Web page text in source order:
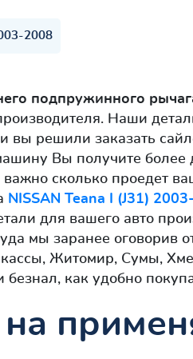
2008
подпружинного
Наши
вы решили заказать
Вы получите
сколько проедет
NISSAN Teana I (J31)
для вашего авто
мы заранее оговорив
Житомир, Сумы,
как удобно